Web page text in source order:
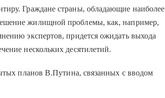
Граждане страны, обладающие наиболее
жилищной проблемы, как, например,
экспертов, придется ожидать выхода
нескольких десятилетий.
планов В.Путина, связанных с вводом